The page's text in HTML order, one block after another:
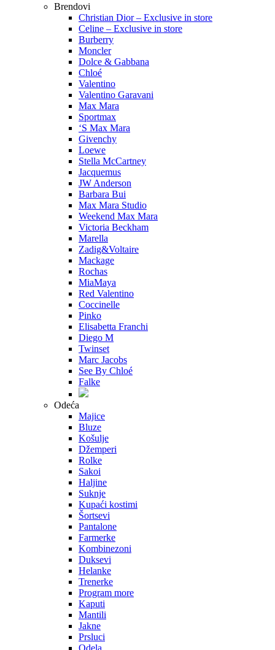
Brendovi
Christian Dior – Exclusive in store
Celine – Exclusive in store
Burberry
Moncler
Dolce & Gabbana
Chloé
Valentino
Valentino Garavani
Max Mara
Sportmax
‘S Max Mara
Givenchy
Loewe
Stella McCartney
Jacquemus
JW Anderson
Barbara Bui
Max Mara Studio
Weekend Max Mara
Victoria Beckham
Marella
Zadig&Voltaire
Mackage
Rochas
MiaMaya
Red Valentino
Coccinelle
Pinko
Elisabetta Franchi
Diego M
Twinset
Marc Jacobs
See By Chloé
Falke
Odeća
Majice
Bluze
Košulje
Džemperi
Rolke
Sakoi
Haljine
Suknje
Kupaći kostimi
Šortsevi
Pantalone
Farmerke
Kombinezoni
Duksevi
Helanke
Trenerke
Program more
Kaputi
Mantili
Jakne
Prsluci
Odela